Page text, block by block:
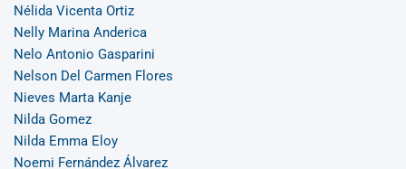
Nélida Vicenta Ortiz
Nelly Marina Anderica
Nelo Antonio Gasparini
Nelson Del Carmen Flores
Nieves Marta Kanje
Nilda Gomez
Nilda Emma Eloy
Noemi Fernández Álvarez